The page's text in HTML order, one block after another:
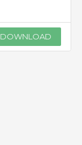
DOWNLOAD